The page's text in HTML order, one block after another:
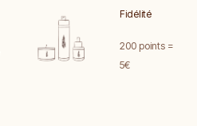
Fidélité
200 points =
5€